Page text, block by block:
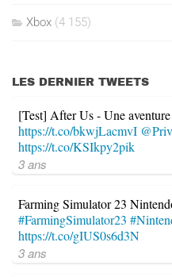
Xbox (4 155)
LES DERNIER TWEETS
[Test] After Us - Une
https://t.co/bkwjLacmvI
https://t.co/KSIkpy2pik
3 ans
Farming Simulator 23
#FarmingSimulator23
https://t.co/gIUS0s6d3N
3 ans